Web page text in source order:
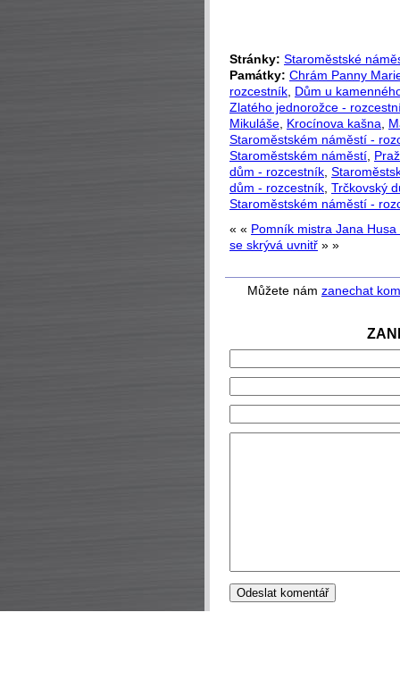
Stránky: Staroměstské
Památky: Chrám Panny
rozcestník Dům u
Zlatého jednorožce -
Mikuláše Krocínova kašna
Staroměstském náměstí -
Staroměstském náměstí
dům - rozcestník
dům - rozcestník Trčkovský
Staroměstském náměstí -
« « Pomník mistra Jana
se skrývá uvnitř » »
Můžete nám zanechat